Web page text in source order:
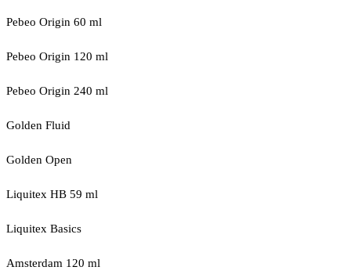
Pebeo Origin 60 ml
Pebeo Origin 120 ml
Pebeo Origin 240 ml
Golden Fluid
Golden Open
Liquitex HB 59 ml
Liquitex Basics
Amsterdam 120 ml